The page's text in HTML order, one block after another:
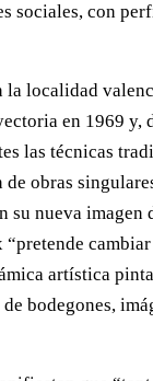
sociales, con
la localidad
en 1969 y,
las técnicas
obras
su nueva imagen
artística
bodegones,